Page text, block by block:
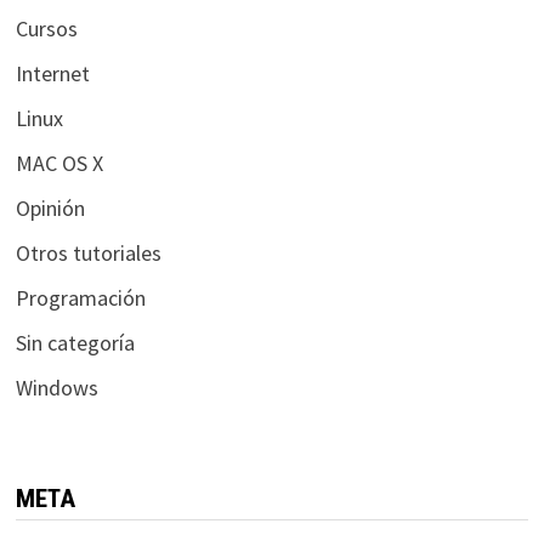
Cursos
Internet
Linux
MAC OS X
Opinión
Otros tutoriales
Programación
Sin categoría
Windows
META